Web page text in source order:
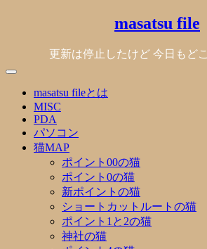
masatsu file
更新は停止したけど 今日もど
masatsu fileとは
MISC
PDA
パソコン
猫MAP
ポイント00の猫
ポイント0の猫
新ポイントの猫
ショートカットルートの猫
ポイント1と2の猫
神社の猫